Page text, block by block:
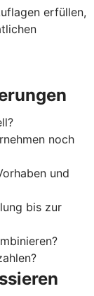
erfüllen,
noch
und
bis zur